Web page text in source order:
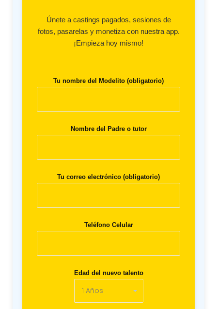
Únete a castings pagados, sesiones de
fotos, pasarelas y monetiza con nuestra app.
¡Empieza hoy mismo!
Tu nombre del Modelito (obligatorio)
Nombre del Padre o tutor
Tu correo electrónico (obligatorio)
Teléfono Celular
Edad del nuevo talento